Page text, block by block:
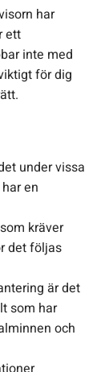
har
ett
inte med
för dig
under vissa
en
kräver
det följas
är det
som har
och